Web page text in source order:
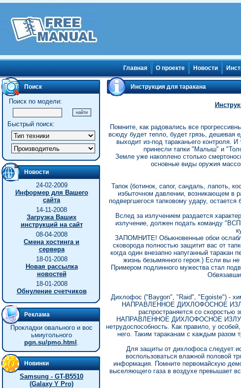
Главная О проекте Новости
Поиск
Поиск по модели:
Быстрый поиск:
Новости
24-02-2009
Информер для Вашего
сайта
14-11-2008
Загрузка Ваших
инструкций на сайт
08-04-2008
Смена хостинга и
сервера
18-01-2008
Новая рассылка
новостей
18-01-2008
Обнуление счетчиков
Реклама
Прокладки овального и вос
ьмиугольного
pgn.su/pmo.html .
Новинки
Samsung - GT-B5510
(Galaxy Y Pro)
Инструкция для таракана
Помните, как радовались все
всюду будет тепло, будет грязь, дешевая
выходит из-под тараканьего контроля.
принесли тапки "Малыш" и
Земле уже накоплено столько
основные виды оружия
Тапок (ботинок, сапог, сандаль, лапоть,
избыточном давлении, возникающем в
подвергшегося тапковому удару,
Вслед за излучением раздается
излучение, должен подать команду
ЗАПОМНИТЕ! Обыкновенные обои
сковорода полностью защитит вас от
когда один внезапно напуганный
жизнь безымянного героя.) Если вы
Примером подлинного мужества стал
Дихлофос ("Baygon", "Raid", "Egoiste") -
НАПРАВЛЕННОЕ ДИХЛОФОСНОЕ
распространяется со скоростью
НАПРАВЛЕННОЕ ДИХЛОФОСНОЕ
нетрудоспособность. Как правило, у
него. Таким тараканам с каждым разом
Для защиты от дихлофоса следует
воспользоваться влажной половой
информация. Помните первомайскую
выселяющего газа в воздухе превышает